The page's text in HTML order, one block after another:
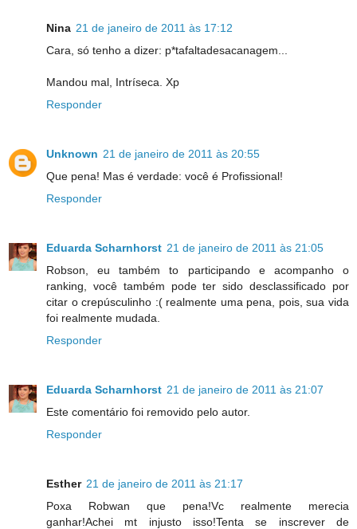
Nina 21 de janeiro de 2011 às 17:12
Cara, só tenho a dizer: p*tafaltadesacanagem...
Mandou mal, Intríseca. Xp
Responder
Unknown 21 de janeiro de 2011 às 20:55
Que pena! Mas é verdade: você é Profissional!
Responder
Eduarda Scharnhorst 21 de janeiro de 2011 às 21:05
Robson, eu também to participando e acompanho o
ranking, você também pode ter sido desclassificado por
citar o crepúsculinho :( realmente uma pena, pois, sua vida
foi realmente mudada.
Responder
Eduarda Scharnhorst 21 de janeiro de 2011 às 21:07
Este comentário foi removido pelo autor.
Responder
Esther 21 de janeiro de 2011 às 21:17
Poxa Robwan que pena!Vc realmente merecia
ganhar!Achei mt injusto isso!Tenta se inscrever de